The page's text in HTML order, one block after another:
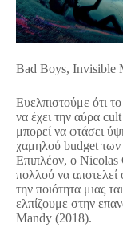
Bad Boys, Invisible
Ευελπιστούμε ότι
να έχει την αύρα
μπορεί να φτάσει
χαμηλού budget
Επιπλέον, ο Nicolas
πολλού να αποτελεί
την ποιότητα μιας
ελπίζουμε στην
Mandy (2018).